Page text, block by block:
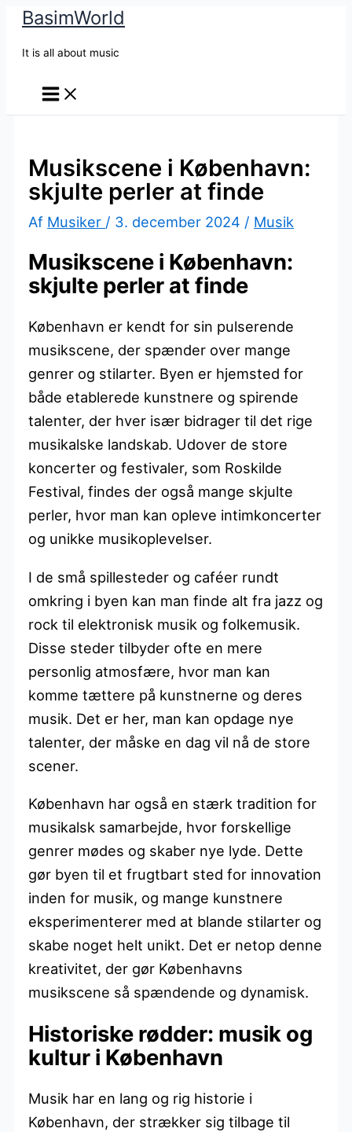
BasimWorld
It is all about music
Musikscene i København:
skjulte perler at finde
Af Musiker / 3. december 2024 / Musik
Musikscene i København:
skjulte perler at finde
København er kendt for sin pulserende
musikscene, der spænder over mange
genrer og stilarter. Byen er hjemsted for
både etablerede kunstnere og spirende
talenter, der hver især bidrager til det rige
musikalske landskab. Udover de store
koncerter og festivaler, som Roskilde
Festival, findes der også mange skjulte
perler, hvor man kan opleve intimkoncerter
og unikke musikoplevelser.
I de små spillesteder og caféer rundt
omkring i byen kan man finde alt fra jazz og
rock til elektronisk musik og folkemusik.
Disse steder tilbyder ofte en mere
personlig atmosfære, hvor man kan
komme tættere på kunstnerne og deres
musik. Det er her, man kan opdage nye
talenter, der måske en dag vil nå de store
scener.
København har også en stærk tradition for
musikalsk samarbejde, hvor forskellige
genrer mødes og skaber nye lyde. Dette
gør byen til et frugtbart sted for innovation
inden for musik, og mange kunstnere
eksperimenterer med at blande stilarter og
skabe noget helt unikt. Det er netop denne
kreativitet, der gør Københavns
musikscene så spændende og dynamisk.
Historiske rødder: musik og
kultur i København
Musik har en lang og rig historie i
København, der strækker sig tilbage til